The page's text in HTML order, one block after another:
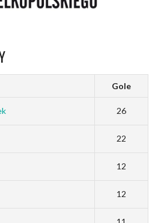
Gole
26
22
12
12